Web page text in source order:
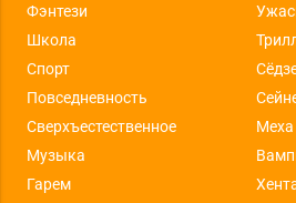
Фэнтези
Школа
Спорт
Повседневность
Сверхъестественное
Меха
Музыка
Гарем